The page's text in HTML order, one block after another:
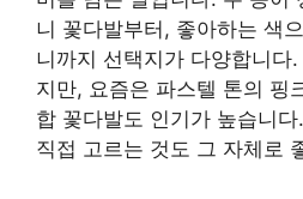
니 꽃다발부터, 좋아하는 색
니까지 선택지가 다양합니다
지만, 요즘은 파스텔 톤의 핑
합 꽃다발도 인기가 높습니
직접 고르는 것도 그 자체로